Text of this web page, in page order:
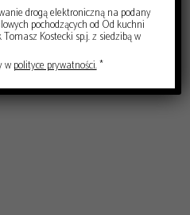
drogą elektroniczną na podany
pochodzących od Od kuchni
Kostecki sp.j. z siedzibą w
wpolityce prywatności.*